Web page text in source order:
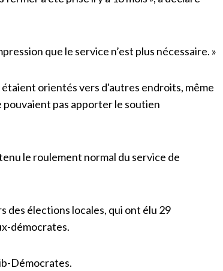
que le service n’est plus nécessaire. »
orientés vers d'autres endroits, même
pas apporter le soutien
le roulement normal du service de
des élections locales, qui ont élu 29
démocrates.
Démocrates.